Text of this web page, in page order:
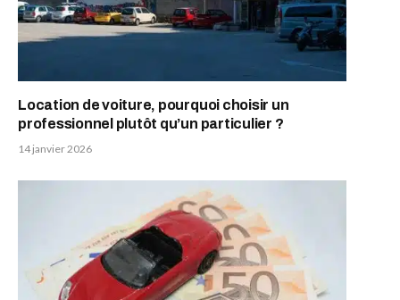
Location de voiture, pourquoi choisir un
professionnel plutôt qu’un particulier ?
14 janvier 2026